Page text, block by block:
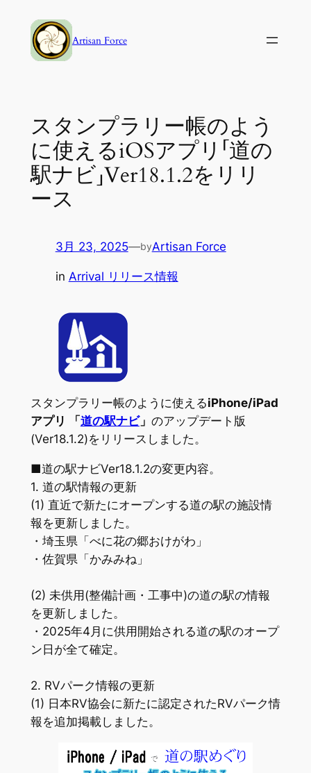
Artisan Force
スタンプラリー帳のよう
に使えるiOSアプリ「道の
駅ナビ」Ver18.1.2をリリ
ース
3月 23, 2025—byArtisan Force
in Arrival リリース情報
スタンプラリー帳のように使えるiPhone/iPad
アプリ 「道の駅ナビ」 のアップデート版
(Ver18.1.2)をリリースしました。
■道の駅ナビVer18.1.2の変更内容。
1. 道の駅情報の更新
(1) 直近で新たにオープンする道の駅の施設情
報を更新しました。
・埼玉県「べに花の郷おけがわ」
・佐賀県「かみみね」
(2) 未供用(整備計画・工事中)の道の駅の情報
を更新しました。
・2025年4月に供用開始される道の駅のオープ
ン日が全て確定。
2. RVパーク情報の更新
(1) 日本RV協会に新たに認定されたRVパーク情
報を追加掲載しました。